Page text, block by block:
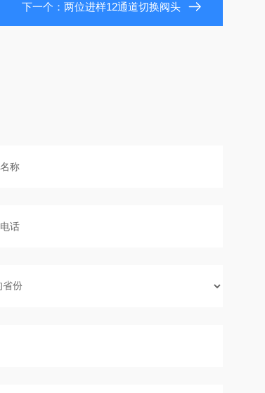
下一个： 两位进样12通道切换阀头